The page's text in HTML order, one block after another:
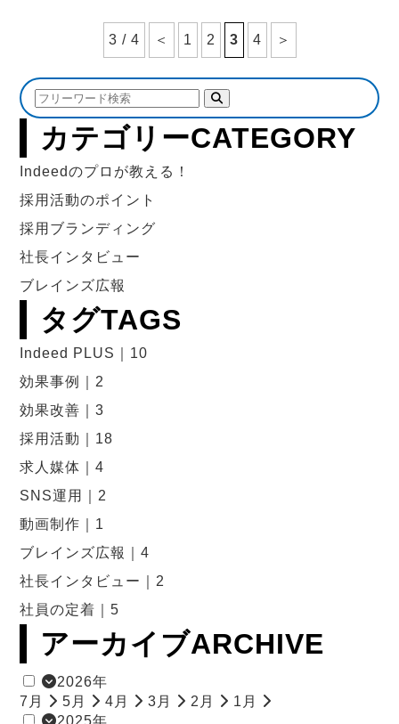
3 / 4 ＜ 1 2 3 4 ＞
カテゴリーCATEGORY
Indeedのプロが教える！
2
採用活動のポイント
7
採用ブランディング
1
社長インタビュー
2
ブレインズ広報
12
タグTAGS
Indeed PLUS｜10
効果事例｜2
効果改善｜3
採用活動｜18
求人媒体｜4
SNS運用｜2
動画制作｜1
ブレインズ広報｜4
社長インタビュー｜2
社員の定着｜5
アーカイブARCHIVE
2026年
7月
1
5月
1
4月
1
3月
1
2月
1
1月
1
1
1
1
1
1
1
1
1
1
1
1
1
1
1
1
1
1
1